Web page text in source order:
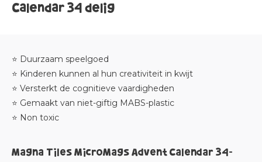
Calendar 34 delig
⭐ Duurzaam speelgoed
⭐ Kinderen kunnen al hun creativiteit in kwijt
⭐ Versterkt de cognitieve vaardigheden
⭐ Gemaakt van niet-giftig MABS-plastic
⭐ Non toxic
Magna Tiles MicroMags Advent Calendar 34-